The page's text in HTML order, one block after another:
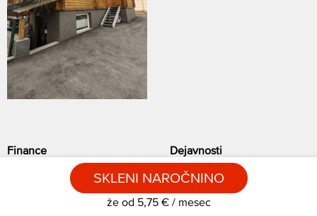
Finance
Naročnina Iskreni
Dejavnosti
Mediji Iskreni
Programi Iskreni
Terapevtski center Iskreni
SKLENI NAROČNINO
že od 5,75 € / mesec